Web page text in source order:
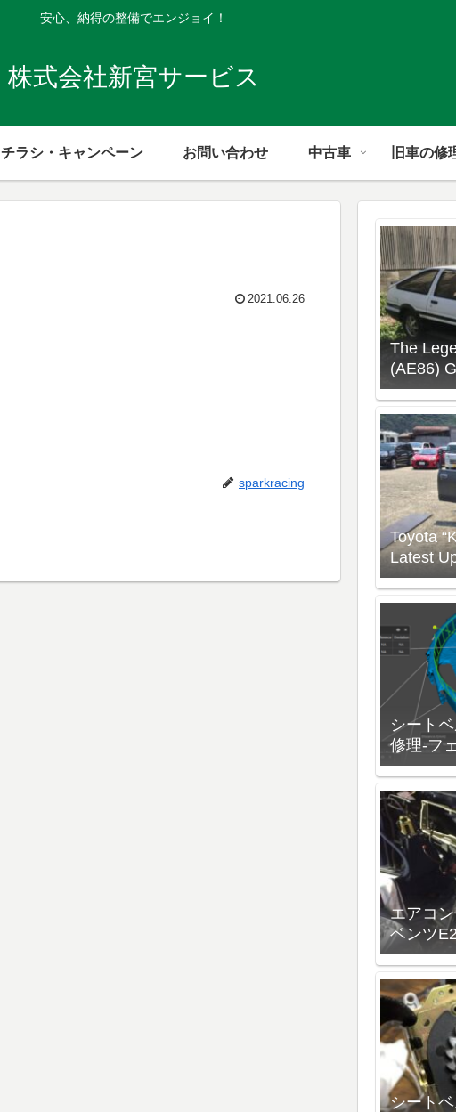
安心、納得の整備でエンジョイ！
株式会社新宮サービス
チラシ・キャンペーン お問い合わせ 中古車 旧車の修
2021.06.26
sparkracing
The
(AE86)
Stock
Toyota
Latest
シート
修理-フ
エアコ
ベンツ
シート